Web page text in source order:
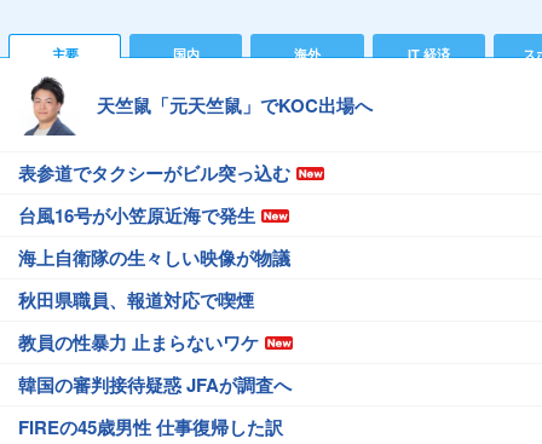
主要 国内 海外 IT 経済 ス
天竺鼠「元天竺鼠」でKOC出場へ
表参道でタクシーがビル突っ込む
台風16号が小笠原近海で発生
海上自衛隊の生々しい映像が物議
秋田県職員、報道対応で喫煙
教員の性暴力 止まらないワケ
韓国の審判接待疑惑 JFAが調査へ
FIREの45歳男性 仕事復帰した訳